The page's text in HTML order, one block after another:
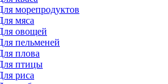
морепродуктов
мяса
овощей
пельменей
плова
птицы
риса